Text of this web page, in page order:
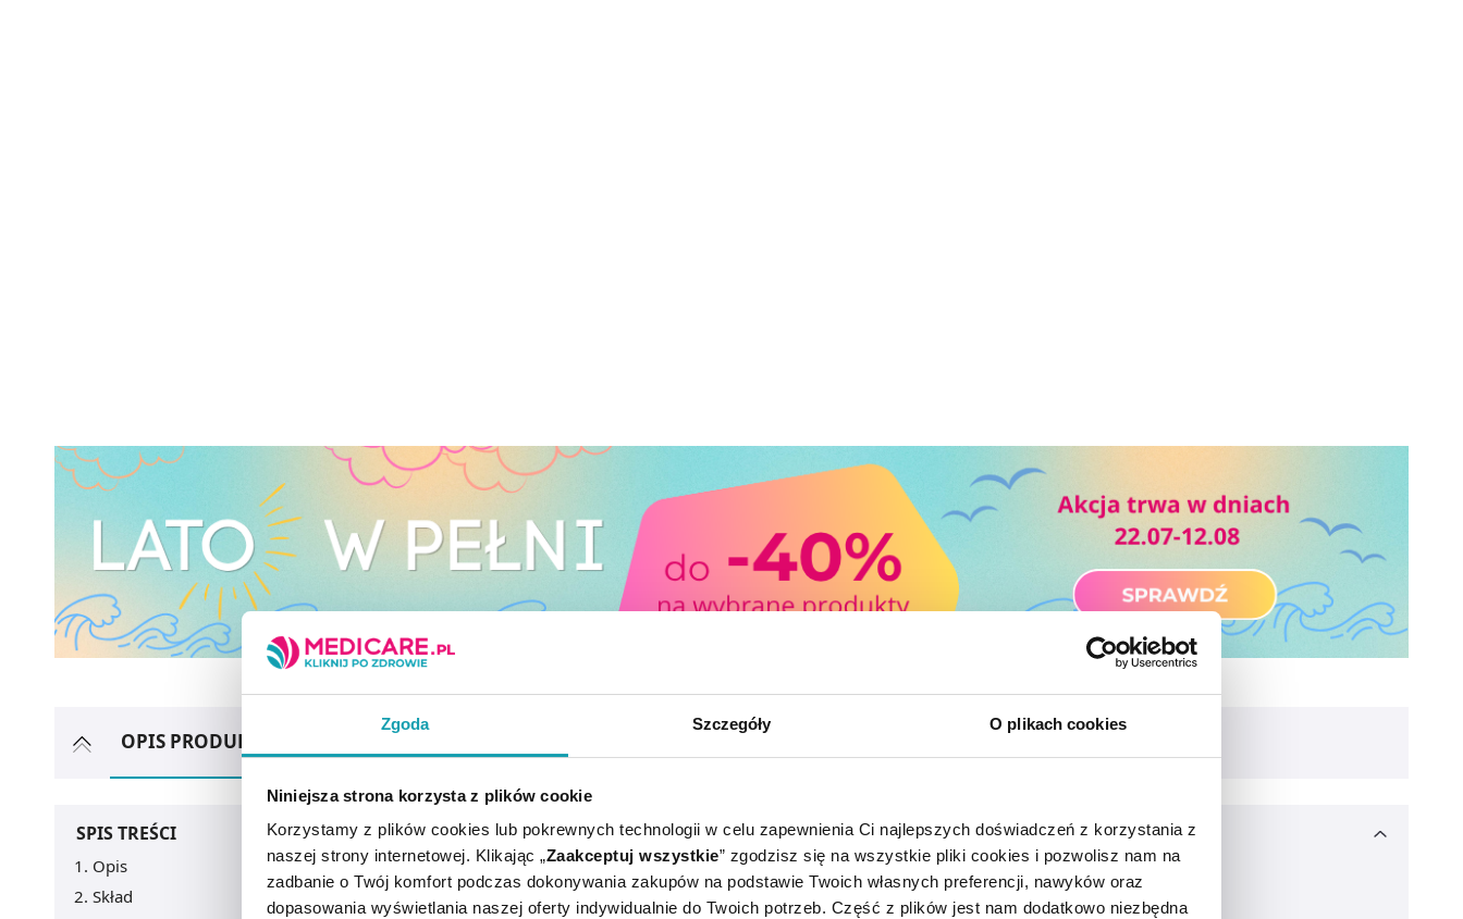
Zgoda Szczegóły O plikach cookies
Niniejsza strona korzysta z plików cookie
Korzystamy z plików cookies lub pokrewnych technologii w celu zapewnienia Ci najlepszych doświadczeń z korzystania z
naszej strony internetowej. Klikając „Zaakceptuj wszystkie” zgodzisz się na wszystkie pliki cookies i pozwolisz nam na
zadbanie o Twój komfort podczas dokonywania zakupów na podstawie Twoich własnych preferencji, nawyków oraz
dopasowania wyświetlania naszej oferty indywidualnie do Twoich potrzeb. Część z plików jest nam dodatkowo niezbędna
OPIS PRODUKTU
SPIS TREŚCI
Opis
Skład